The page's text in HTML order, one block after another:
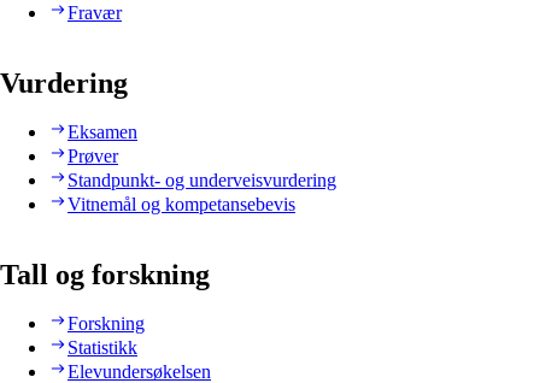
Fravær
Vurdering
Eksamen
Prøver
Standpunkt- og underveisvurdering
Vitnemål og kompetansebevis
Tall og forskning
Forskning
Statistikk
Elevundersøkelsen